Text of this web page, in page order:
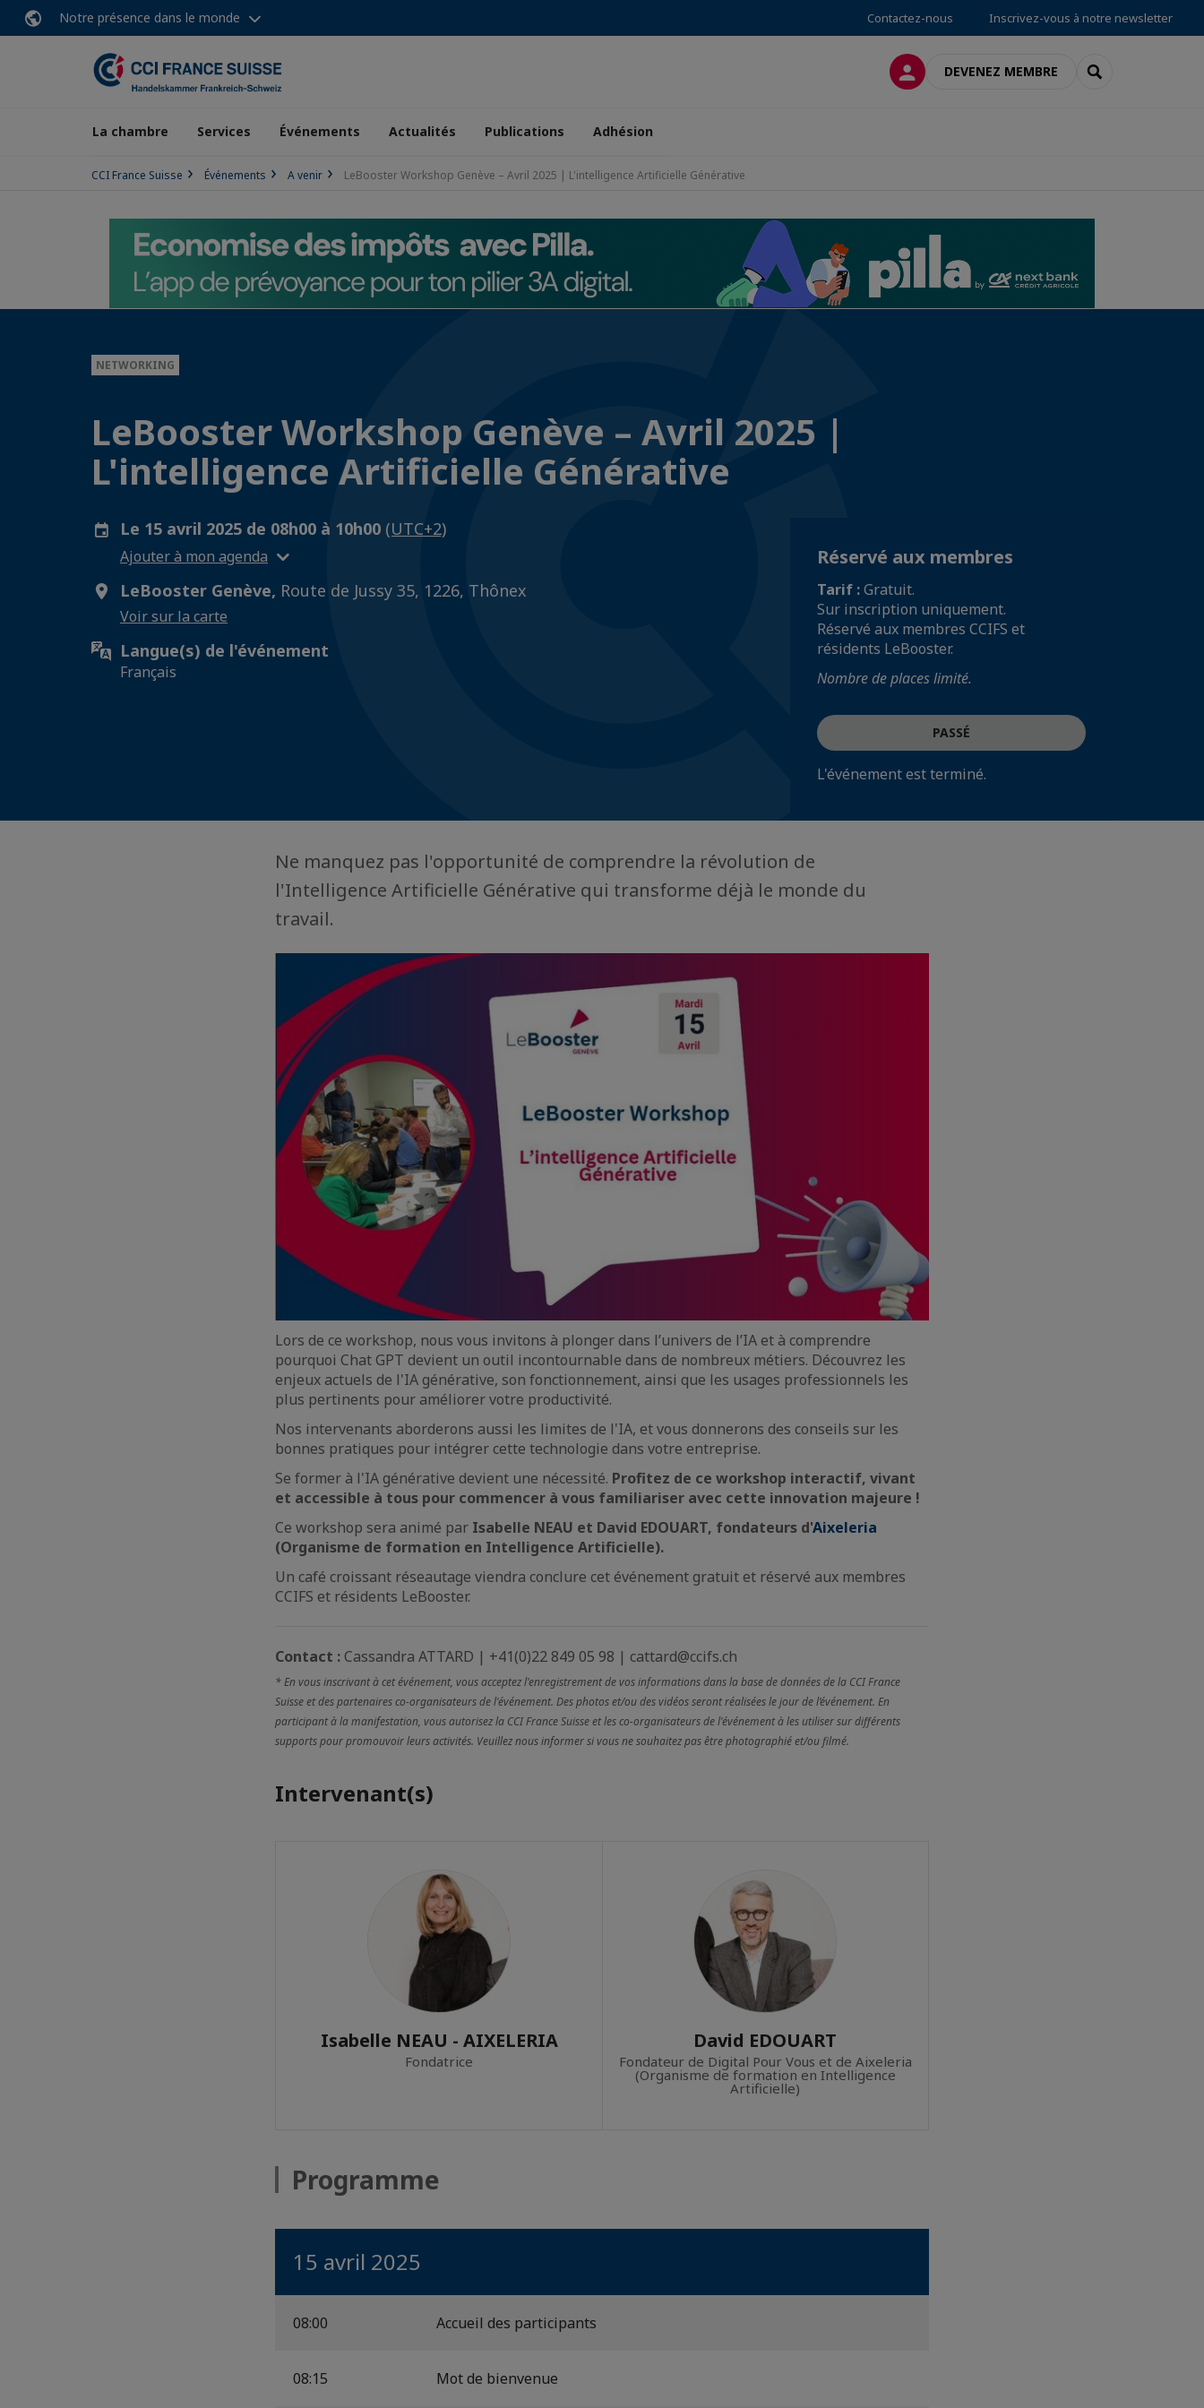
Notre présence dans le monde Contactez-nous Inscrivez-vous à notre newsletter
CONNEXIONDEVENEZ MEMBRE RECHERCHER
La chambre Services Événements Actualités Publications Adhésion
CCI France Suisse Événements A venir ​​​​​​​LeBooster Workshop Genève – Avril 2025 | L'intelligence Artificielle Générative
NETWORKING
​​​​​​​LeBooster Workshop Genève – Avril 2025 |
L'intelligence Artificielle Générative
Le 15 avril 2025 de 08h00 à 10h00 (UTC+2)
Ajouter à mon agenda
LeBooster Genève, Route de Jussy 35, 1226, Thônex
Voir sur la carte
Langue(s) de l'événement
Français
Réservé aux membres
Tarif :Gratuit.
Sur inscription uniquement.
Réservé aux membres CCIFS et
résidents LeBooster.
Nombre de places limité.
PASSÉ
L'événement est terminé.
Ne manquez pas l'opportunité de comprendre la révolution de
l'Intelligence Artificielle Générative qui transforme déjà le monde du
travail.
Lors de ce workshop, nous vous invitons à plonger dans l’univers de l’IA et à comprendre
pourquoi Chat GPT devient un outil incontournable dans de nombreux métiers. Découvrez les
enjeux actuels de l'IA générative, son fonctionnement, ainsi que les usages professionnels les
plus pertinents pour améliorer votre productivité.
Nos intervenants aborderons aussi les limites de l'IA, et vous donnerons des conseils sur les
bonnes pratiques pour intégrer cette technologie dans votre entreprise.
Se former à l'IA générative devient une nécessité. Profitez de ce workshop interactif, vivant
et accessible à tous pour commencer à vous familiariser avec cette innovation majeure !
Ce workshop sera animé par Isabelle NEAU et David EDOUART, fondateurs d'Aixeleria
(Organisme de formation en Intelligence Artificielle).
Un café croissant réseautage viendra conclure cet événement gratuit et réservé aux membres
CCIFS et résidents LeBooster.
Contact : Cassandra ATTARD | +41(0)22 849 05 98 | cattard@ccifs.ch
* En vous inscrivant à cet événement, vous acceptez l'enregistrement de vos informations dans la base de données de la CCI France
Suisse et des partenaires co-organisateurs de l'événement. Des photos et/ou des vidéos seront réalisées le jour de l’événement. En
participant à la manifestation, vous autorisez la CCI France Suisse et les co-organisateurs de l'événement à les utiliser sur différents
supports pour promouvoir leurs activités. Veuillez nous informer si vous ne souhaitez pas être photographié et/ou filmé.
Intervenant(s)
Isabelle NEAU - AIXELERIA
Fondatrice
David EDOUART
Fondateur de Digital Pour Vous et de Aixeleria
(Organisme de formation en Intelligence
Artificielle)
Programme
15 avril 2025
08:00 Accueil des participants
08:15 Mot de bienvenue